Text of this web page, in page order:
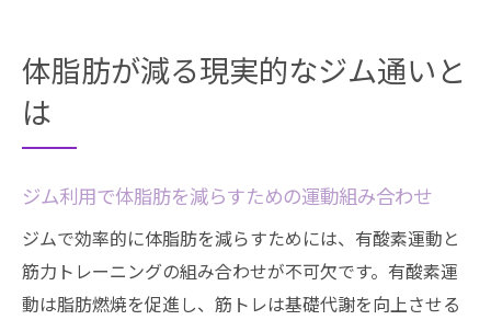
体脂肪が減る現実的なジム通いと
は
ジム利用で体脂肪を減らすための運動組み合わせ
ジムで効率的に体脂肪を減らすためには、有酸素運動と
筋力トレーニングの組み合わせが不可欠です。有酸素運
動は脂肪燃焼を促進し、筋トレは基礎代謝を向上させる